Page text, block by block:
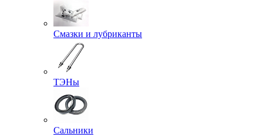
Смазки и лубриканты
ТЭНы
Сальники